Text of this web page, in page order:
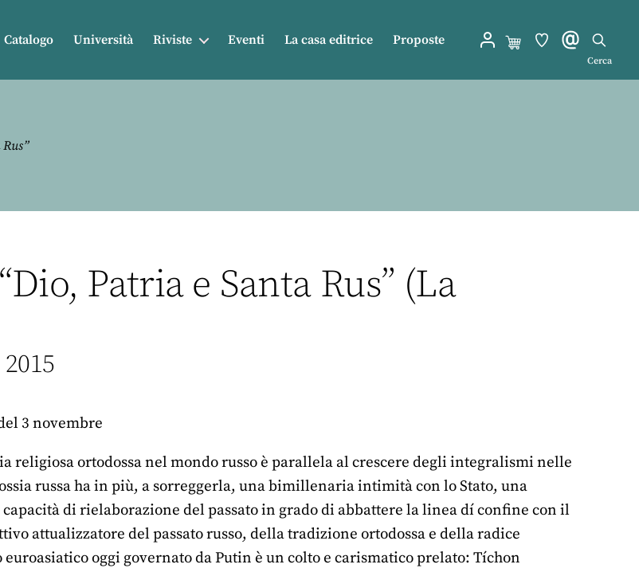
Catalogo Università Riviste Eventi La casa editrice Proposte
Cerca
Patria e Santa Rus” (La
3 novembre
religiosa ortodossa nel mondo russo è parallela al crescere degli integralismi nelle
russa ha in più, a sorreggerla, una bimillenaria intimità con lo Stato, una
di rielaborazione del passato in grado di abbattere la linea dí confine con il
attualizzatore del passato russo, della tradizione ortodossa e della radice
oggi governato da Putin è un colto e carismatico prelato: Tíchon